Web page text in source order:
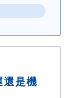
還是機